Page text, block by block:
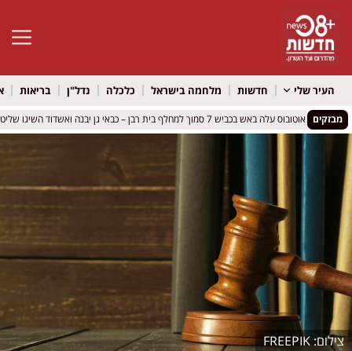
פתח
העיר שלי חדשות מלחמה בישראל כלכלה נדל"ן בריאות
מבזקיםאוטובוס עלה באש בכביש 7 סמוך למחלף בית רבן – כבאי גן יבנה ואשדוד השיגו שליטה מלאה
אוטובוס עלה באש בכביש 7 סמוך למחלף בית רבן – כבאי גן יבנה ואשדוד השיגו שליטה מלאה
FREEPIK